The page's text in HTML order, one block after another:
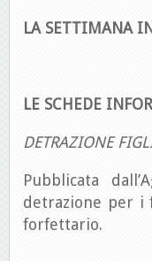
LA SETTIMANA
LE SCHEDE
DETRAZIONE
Pubblicata
detrazione per i
forfettario.